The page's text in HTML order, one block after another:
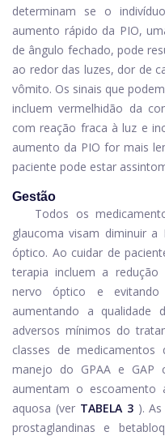
determinam se o
aumento rápido da PIO,
de ângulo fechado, pode
ao redor das luzes, dor de
vômito. Os sinais que
incluem vermelhidão da
com reação fraca à luz e
aumento da PIO for mais
paciente pode estar
Gestão
Todos os
glaucoma visam diminuir
óptico. Ao cuidar de
terapia incluem a
nervo óptico e
aumentando a qualidade
adversos mínimos do
classes de
manejo do GPAA e GAP
aumentam o escoamento
aquosa (ver TABELA 3). As
prostaglandinas e